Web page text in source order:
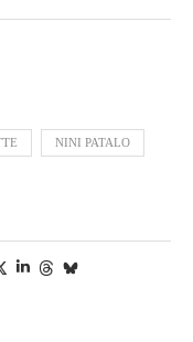
NINI PATALO